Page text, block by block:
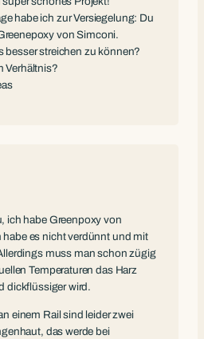
habe ich zur Versiegelung: Du
von Simconi.
besser streichen zu können?
Verhältnis?
ich habe Greenpoxy von
es nicht verdünnt und mit
muss man schon zügig
Temperaturen das Harz
dickflüssiger wird.
einem Rail sind leider zwei
das werde bei